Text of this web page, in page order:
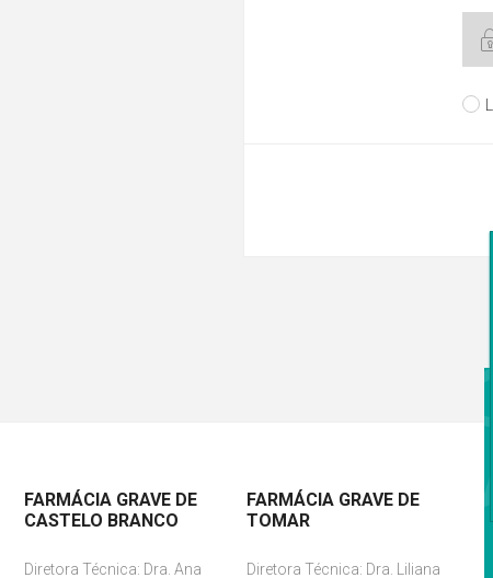
FARMÁCIA GRAVE DE
CASTELO BRANCO
Diretora Técnica: Dra. Ana
FARMÁCIA GRAVE DE
TOMAR
Diretora Técnica: Dra. Liliana